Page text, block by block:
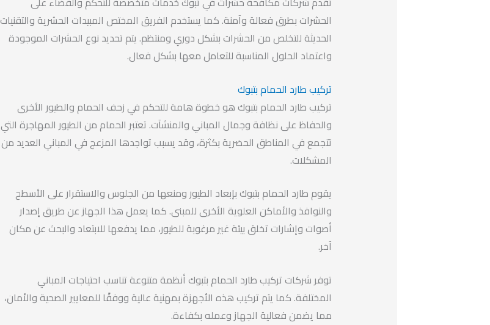
الحشرات بطرق فعالة وآمنة. كما يستخدم الفريق المختص المبيدات الحشرية والتقنيات
الحديثة للتخلص من الحشرات بشكل دوري ومنتظم. يتم تحديد نوع الحشرات الموجودة
واعتماد الحلول المناسبة للتعامل معها بشكل فعال.
تركيب طارد الحمام بتبوك
تركيب طارد الحمام بتبوك هو خطوة هامة للتحكم في زحف الحمام والطيور الأخرى
والحفاظ على نظافة وجمال المباني والمنشآت. تعتبر الحمام من الطيور المهاجرة التي
تتجمع في المناطق الحضرية بكثرة، وقد يسبب تواجدها المزعج في المباني العديد من
المشكلات.
يقوم طارد الحمام بتبوك بإبعاد الطيور ومنعها من الجلوس والاستقرار على الأسطح
والنوافذ والأماكن العلوية الأخرى للمبنى. كما يعمل هذا الجهاز عن طريق إصدار
أصوات وإشارات تخلق بيئة غير مرغوبة للطيور، مما يدفعها للابتعاد والبحث عن مكان
آخر.
توفر شركات تركيب طارد الحمام بتبوك أنظمة متنوعة تناسب احتياجات المباني
المختلفة. كما يتم تركيب هذه الأجهزة بمهنية عالية ووفقًا للمعايير الصحية والأمان،
مما يضمن فعالية الجهاز وعمله بكفاءة.